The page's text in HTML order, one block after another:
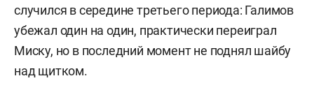
случился в середине третьего периода: Галимов
убежал один на один, практически переиграл
Миску, но в последний момент не поднял шайбу
над щитком.